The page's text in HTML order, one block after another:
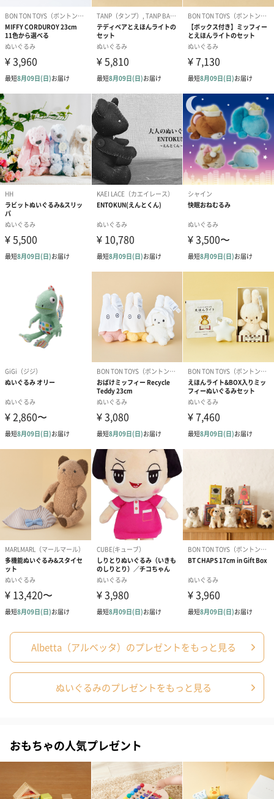
あり（280円）
メッセージカード（通常・写真・グリーティング）
誕生日や結婚祝い・出産祝いなど、様々なシーンのメッセージカ
ードを同梱します。
メッセージカードや封筒のデザインは一部変更する場合がありま
す。
写真付きメッセージカ
ード（680円）
写真付きメッセージカ
ード（Thank you）ピ
【誕生日】
Birthday ホワ
のしカード
商品の形質上、のしを直接添付できない商品にのし風のカードを
同梱します。
※のし下はご記入いただけません。
※カードのデザインは一部変更する場合があります。
結婚祝い（御結婚御
祝）（110円）
出産祝い（御出産御
祝）（110円）
内祝い_蝶結
（110円）
出産祝いちょい足しギフト
出産祝いギフトへの＋αにおすすめです。お母様にもお子様にも嬉
しいギフトオプションをご用意いたしました。
商品と同梱してお届けいたします。
Albetta（アルベッタ）のプレゼントをもっと見る
ぬいぐるみのプレゼントをもっと見る
おもちゃの人気プレゼント